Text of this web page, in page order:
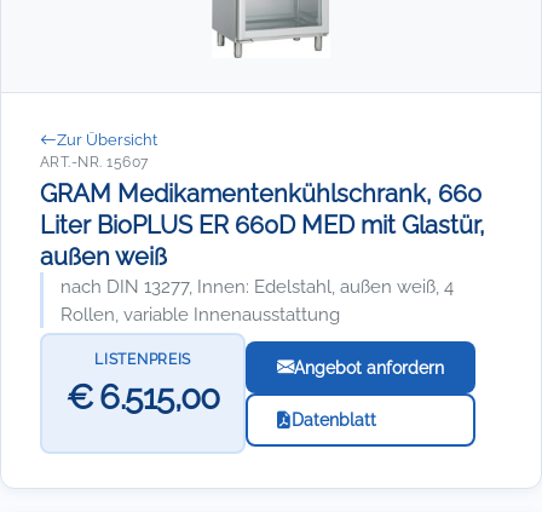
Zur Übersicht
ART.-NR. 15607
GRAM Medikamentenkühlschrank, 660
Liter BioPLUS ER 660D MED mit Glastür,
außen weiß
nach DIN 13277, Innen: Edelstahl, außen weiß, 4
Rollen, variable Innenausstattung
LISTENPREIS
€ 6.515,00
Angebot anfordern
Datenblatt